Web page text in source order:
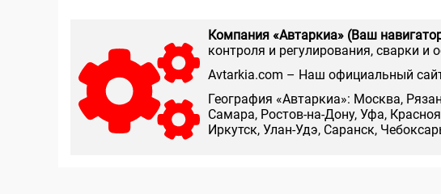
Компания «Автаркиа» (Ваш
контроля и регулирования, сварки и
Аvtarkia.com – Наш официальный
География «Автаркиа»: Москва,
Самара, Ростов-на-Дону, Уфа,
Иркутск, Улан-Удэ, Саранск,